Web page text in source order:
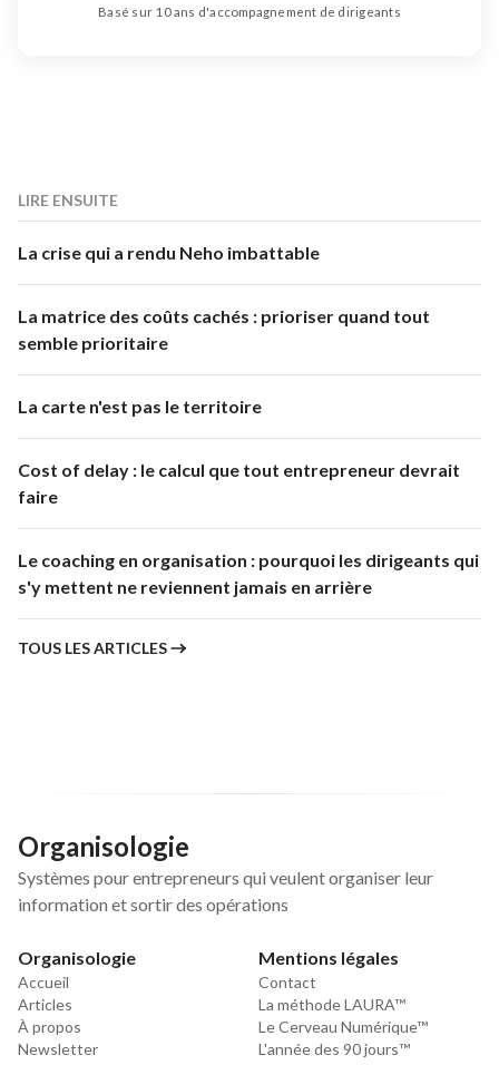
Basé sur 10 ans d'accompagnement de dirigeants
LIRE ENSUITE
La crise qui a rendu Neho imbattable
La matrice des coûts cachés : prioriser quand tout
semble prioritaire
La carte n'est pas le territoire
Cost of delay : le calcul que tout entrepreneur devrait
faire
Le coaching en organisation : pourquoi les dirigeants qui
s'y mettent ne reviennent jamais en arrière
TOUS LES ARTICLES
Organisologie
Systèmes pour entrepreneurs qui veulent organiser leur
information et sortir des opérations
Organisologie
Accueil
Articles
À propos
Newsletter
Mentions légales
Contact
La méthode LAURA™
Le Cerveau Numérique™
L'année des 90 jours™